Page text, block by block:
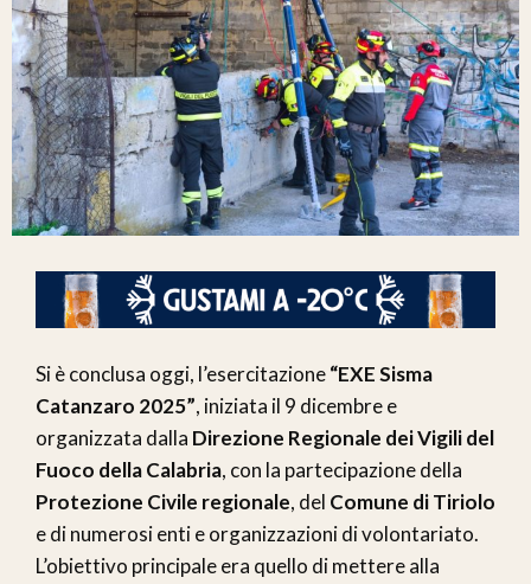
Si è conclusa oggi, l’esercitazione“EXE Sisma
Catanzaro 2025”, iniziata il 9 dicembre e
organizzata dalla Direzione Regionale dei Vigili del
Fuoco della Calabria, con la partecipazione della
Protezione Civile regionale, del Comune di Tiriolo
e di numerosi enti e organizzazioni di volontariato.
L’obiettivo principale era quello di mettere alla